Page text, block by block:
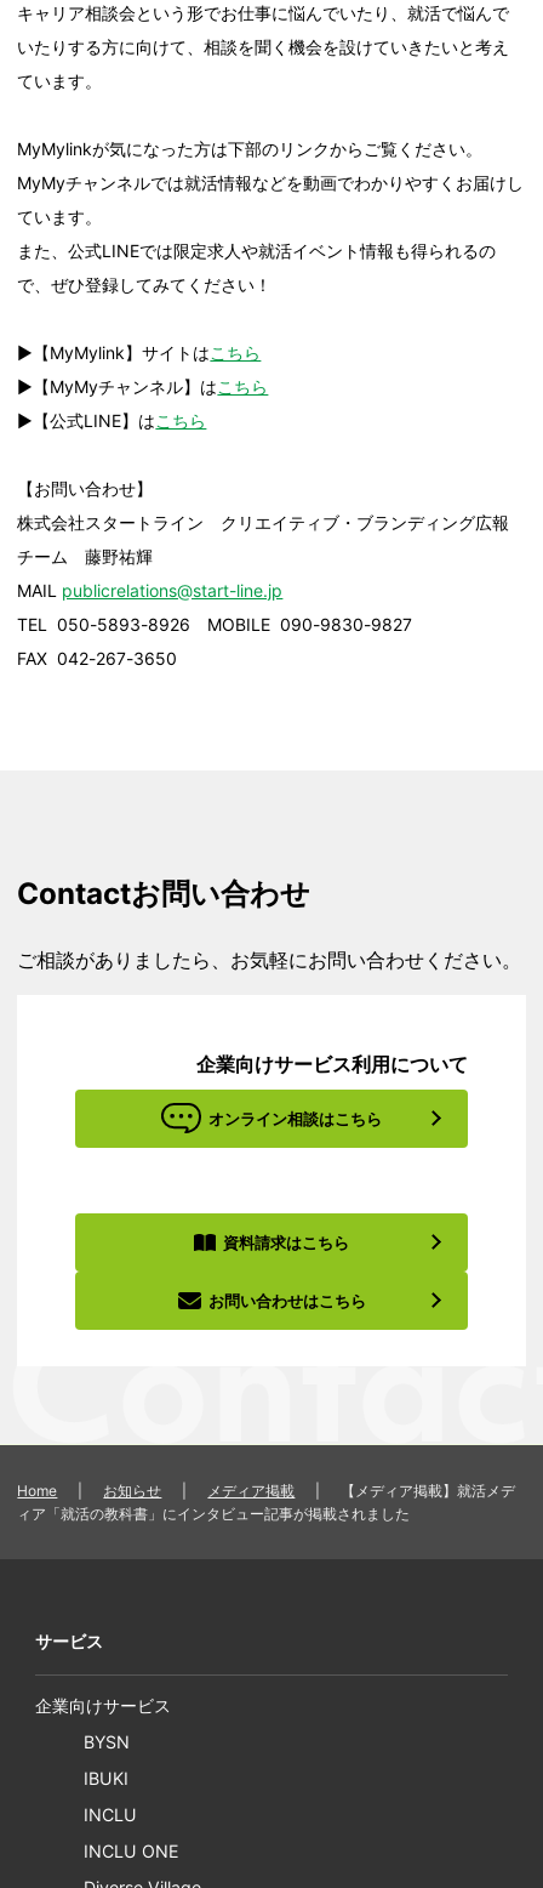
キャリア相談会という形でお仕事に悩んでいたり、就活で悩んで
いたりする方に向けて、相談を聞く機会を設けていきたいと考え
ています。
MyMylinkが気になった方は下部のリンクからご覧ください。
MyMyチャンネルでは就活情報などを動画でわかりやすくお届けし
ています。
また、公式LINEでは限定求人や就活イベント情報も得られるの
で、ぜひ登録してみてください！
▶︎【MyMylink】サイトはこちら
▶︎【MyMyチャンネル】はこちら
▶︎【公式LINE】はこちら
【お問い合わせ】
株式会社スタートライン クリエイティブ・ブランディング広報
チーム 藤野祐輝
MAIL publicrelations@start-line.jp
TEL 050-5893-8926 MOBILE 090-9830-9827
FAX 042-267-3650
Contactお問い合わせ
ご相談がありましたら、お気軽にお問い合わせください。
企業向けサービス利用について
オンライン相談はこちら
資料請求はこちら
お問い合わせはこちら
Home お知らせ メディア掲載
【メディア掲載】就活メデ
ィア「就活の教科書」にインタビュー記事が掲載されました
サービス
企業向けサービス
BYSN
IBUKI
INCLU
INCLU ONE